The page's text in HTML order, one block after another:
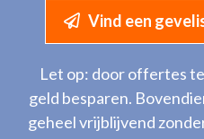
Vind een
Let op: door offertes
geld besparen.
geheel vrijblijvend